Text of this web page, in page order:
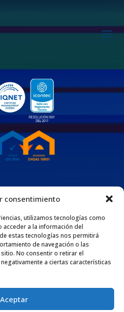
consentimiento
utilizamos tecnologías como
a la información del
estas tecnologías nos permitirá
de navegación o las
No consentir o retirar el
a ciertas características
Aceptar
de polipropileno, adaptados
compromiso con la excelencia y la
medio de nuestros productos y servicios.